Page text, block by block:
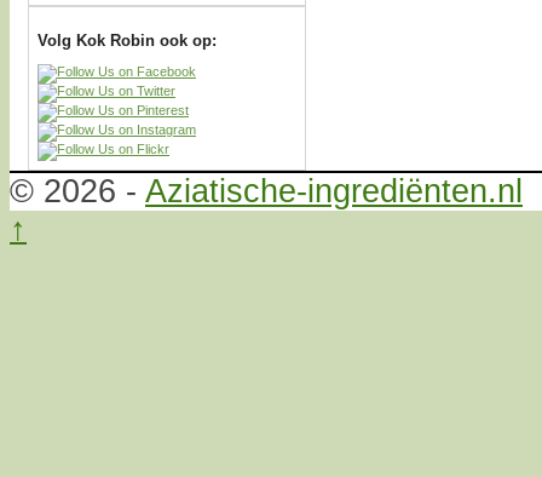
Volg Kok Robin ook op:
© 2026 - Aziatische-ingrediënten.nl
↑